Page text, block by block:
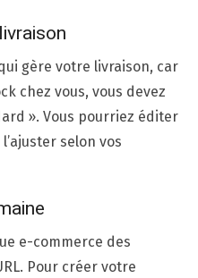
gère votre livraison, car
chez vous, vous devez
». Vous pourriez éditer
selon vos
e-commerce des
Pour créer votre